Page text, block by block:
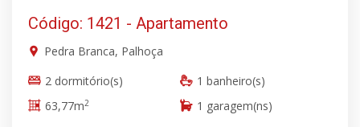
Código: 1421 - Apartamento
Pedra Branca, Palhoça
2 dormitório(s)
1 banheiro(s)
63,77m2 1 garagem(ns)